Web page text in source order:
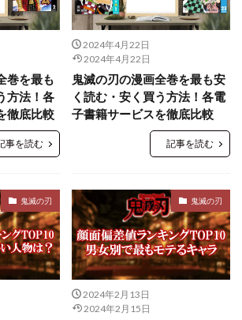
巻を最も
方法！各
徹底比較
事を読む
2024年4月22日
2024年4月22日
鬼滅の刃の漫画全巻を最も安
く読む・安く買う方法！各電
子書籍サービスを徹底比較
記事を読む
鬼滅の刃 鬼滅の刃
2024年2月13日
2024年2月15日